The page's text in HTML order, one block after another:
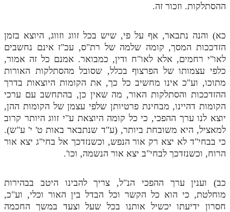
תלמוד עשר הספירות חלק ח
תלמוד עשר הספירות חלק ט
תלמוד עשר הספירות חלק י
תלמוד עשר הספירות חלק יא
תלמוד עשר הספירות חלק יב
תלמוד עשר הספירות חלק יג
תלמוד עשר הספירות חלק יד
תלמוד עשר הספירות חלק טז
בית שער הכוונות
ההסתלקות. וזכור זה.
כא) והנה נתבאר, אף על פי, שיש בכל זווג וזווג, היוצא בזמן
הזדככות המסך, קומה שלמה של רת"ס, עכ"ז אינם נחשבים
לאו"י רחמים, אלא לאו"ח ודין, כמבואר. אמנם כל זה אמור,
כלפי עצמותו של הפרצוף בכלל, שסובל מהסתלקות האורות
מתוכו, וע"כ אינו מחשיב כל כך, את הקומות היוצאות בדרך
ההזדככות והסתלקות האור, מה שאין כן, בהתחשב עם ערכי
הקומות דהיינו, מבחינת פרטיותן שלפי עצמן של הקומות ההן,
יוצא לנו ערך ההפכי, כי כל קומה היוצאת ע"י זווג היותר קרוב
למאציל, היא משובחת ביותר, (ע"ד שנתבאר באות ט' י' ע"ש).
כי בבחי"ד לא יצא רק אור הנפש, וכשנזדכך אל בחי"ג יצא אור
הרוח, וכשנזדכך לבחי"ב יצא אור הנשמה, וכו'.
כב) וענין ערך ההפכי הנ"ל, צריך להבינו היטב בבהירות
מוחלטת, כי הוא כל הקשר וכל הבדל בין האור וכלי, וע"כ,
חסרון ידיעתו יכשיל אותנו בכל שעל וצעד במשך החכמה